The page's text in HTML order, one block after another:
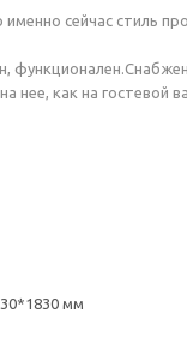
сейчас стиль
нее, как на гостевой
мм